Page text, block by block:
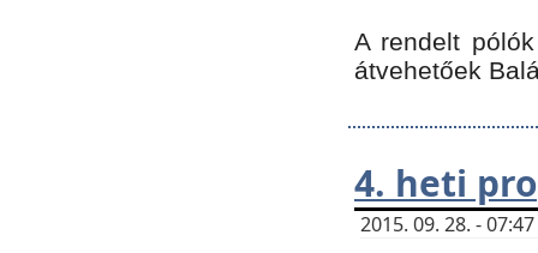
A rendelt
átvehetőek
4. heti
2015. 09. 28. -